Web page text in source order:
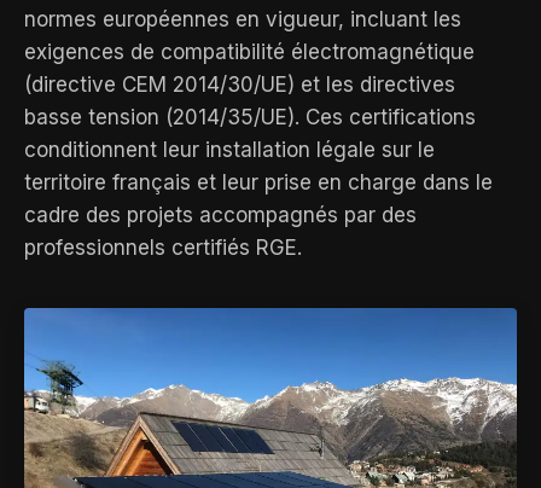
normes européennes en vigueur, incluant les
exigences de compatibilité électromagnétique
(directive CEM 2014/30/UE) et les directives
basse tension (2014/35/UE). Ces certifications
conditionnent leur installation légale sur le
territoire français et leur prise en charge dans le
cadre des projets accompagnés par des
professionnels certifiés RGE.